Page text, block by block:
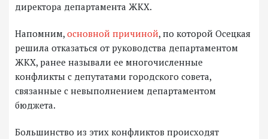
директора департамента ЖКХ.
Напомним, основной причиной, по которой Осецкая
решила отказаться от руководства департаментом
ЖКХ, ранее называли ее многочисленные
конфликты с депутатами городского совета,
связанные с невыполнением департаментом
бюджета.
Большинство из этих конфликтов происходят